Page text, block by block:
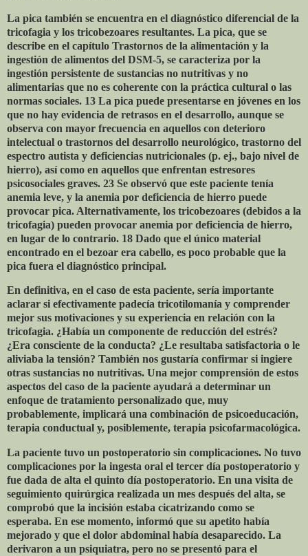
La pica también se encuentra en el diagnóstico diferencial de la
tricofagia y los tricobezoares resultantes. La pica, que se
describe en el capítulo Trastornos de la alimentación y la
ingestión de alimentos del DSM-5, se caracteriza por la
ingestión persistente de sustancias no nutritivas y no
alimentarias que no es coherente con la práctica cultural o las
normas sociales. 13 La pica puede presentarse en jóvenes en los
que no hay evidencia de retrasos en el desarrollo, aunque se
observa con mayor frecuencia en aquellos con deterioro
intelectual o trastornos del desarrollo neurológico, trastorno del
espectro autista y deficiencias nutricionales (p. ej., bajo nivel de
hierro), así como en aquellos que enfrentan estresores
psicosociales graves. 23 Se observó que este paciente tenía
anemia leve, y la anemia por deficiencia de hierro puede
provocar pica. Alternativamente, los tricobezoares (debidos a la
tricofagia) pueden provocar anemia por deficiencia de hierro,
en lugar de lo contrario. 18 Dado que el único material
encontrado en el bezoar era cabello, es poco probable que la
pica fuera el diagnóstico principal.
En definitiva, en el caso de esta paciente, sería importante
aclarar si efectivamente padecía tricotilomanía y comprender
mejor sus motivaciones y su experiencia en relación con la
tricofagia. ¿Había un componente de reducción del estrés?
¿Era consciente de la conducta? ¿Le resultaba satisfactoria o le
aliviaba la tensión? También nos gustaría confirmar si ingiere
otras sustancias no nutritivas. Una mejor comprensión de estos
aspectos del caso de la paciente ayudará a determinar un
enfoque de tratamiento personalizado que, muy
probablemente, implicará una combinación de psicoeducación,
terapia conductual y, posiblemente, terapia psicofarmacológica.
La paciente tuvo un postoperatorio sin complicaciones. No tuvo
complicaciones por la ingesta oral el tercer día postoperatorio y
fue dada de alta el quinto día postoperatorio. En una visita de
seguimiento quirúrgica realizada un mes después del alta, se
comprobó que la incisión estaba cicatrizando como se
esperaba. En ese momento, informó que su apetito había
mejorado y que el dolor abdominal había desaparecido. La
derivaron a un psiquiatra, pero no se presentó para el